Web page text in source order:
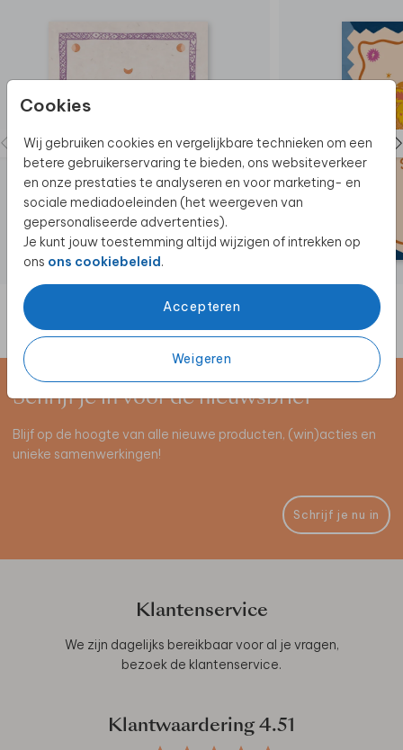
Cookies
Wij gebruiken cookies en vergelijkbare technieken om een
betere gebruikerservaring te bieden, ons websiteverkeer
en onze prestaties te analyseren en voor marketing- en
sociale mediadoeleinden (het weergeven van
gepersonaliseerde advertenties).
Je kunt jouw toestemming altijd wijzigen of intrekken op
ons ons cookiebeleid.
Accepteren
Weigeren
Schrijf je in voor de nieuwsbrief
Blijf op de hoogte van alle nieuwe producten, (win)acties en
unieke samenwerkingen!
Schrijf je nu in
Klantenservice
We zijn dagelijks bereikbaar voor al je vragen,
bezoek de klantenservice.
Klantwaardering 4.51